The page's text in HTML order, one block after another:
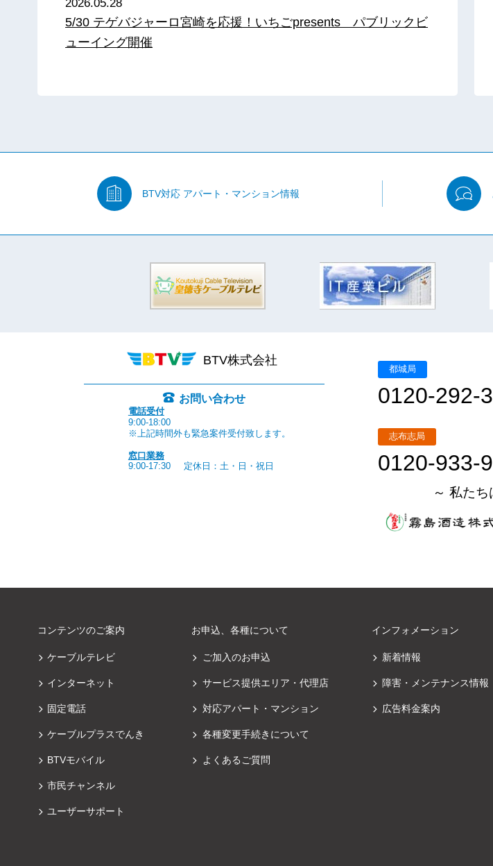
2026.05.28
5/30 テゲバジャーロ宮崎を応援！いちごpresents パブリックビ
ューイング開催
BTV対応 アパート・マンション情報
BTV株式会社
お問い合わせ
電話受付
9:00-18:00
※上記時間外も緊急案件受付致します。
窓口業務
9:00-17:30
定休日：土・日・祝日
都城局
0120-292-
志布志局
0120-933-
～ 私た
コンテンツのご案内
ケーブルテレビ
インターネット
固定電話
ケーブルプラスでんき
BTVモバイル
市民チャンネル
ユーザーサポート
お申込、各種について
ご加入のお申込
サービス提供エリア・代理店
対応アパート・マンション
各種変更手続きについて
よくあるご質問
インフォメーション
新着情報
障害・メンテナンス情報
広告料金案内